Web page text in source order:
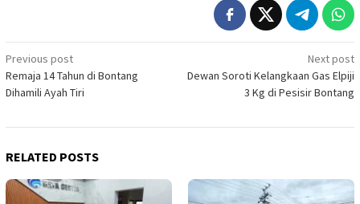
Post
navigation
Previous post
Remaja 14 Tahun di Bontang
Dihamili Ayah Tiri
Next post
Dewan Soroti Kelangkaan Gas Elpiji
3 Kg di Pesisir Bontang
RELATED POSTS